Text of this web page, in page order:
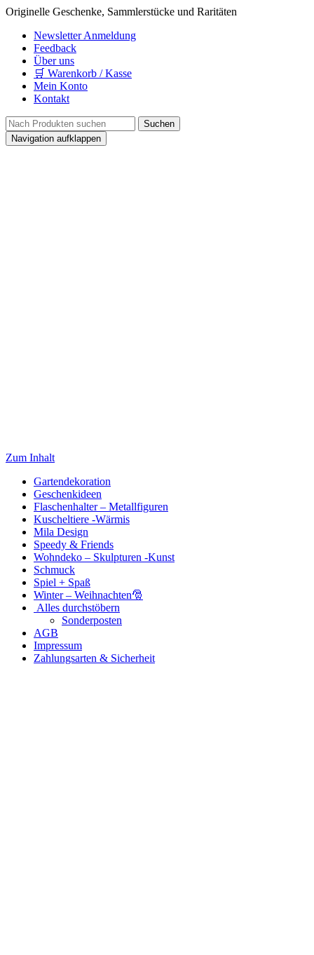
Originelle Geschenke, Sammlerstücke und Raritäten
Newsletter Anmeldung
Feedback
Über uns
🛒 Warenkorb / Kasse
Mein Konto
Kontakt
Navigation aufklappen
Zum Inhalt
Gartendekoration
Geschenkideen
Flaschenhalter – Metallfiguren
Kuscheltiere -Wärmis
Mila Design
Speedy & Friends
Wohndeko – Skulpturen -Kunst
Schmuck
Spiel + Spaß
Winter – Weihnachten🎅
Alles durchstöbern
Sonderposten
AGB
Impressum
Zahlungsarten & Sicherheit